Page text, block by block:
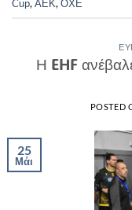
Cup,ΑΕΚ,ΟΧΕ
Η EHF
POSTED
25
Μάι